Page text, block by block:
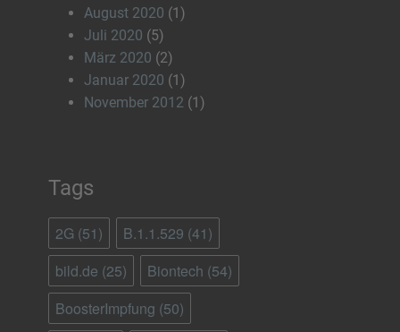
August 2020 (1)
Juli 2020 (5)
März 2020 (2)
Januar 2020 (1)
November 2012 (1)
Tags
2G (51) B.1.1.529 (41)
bild.de (25) Biontech (54)
BoosterImpfung (50)